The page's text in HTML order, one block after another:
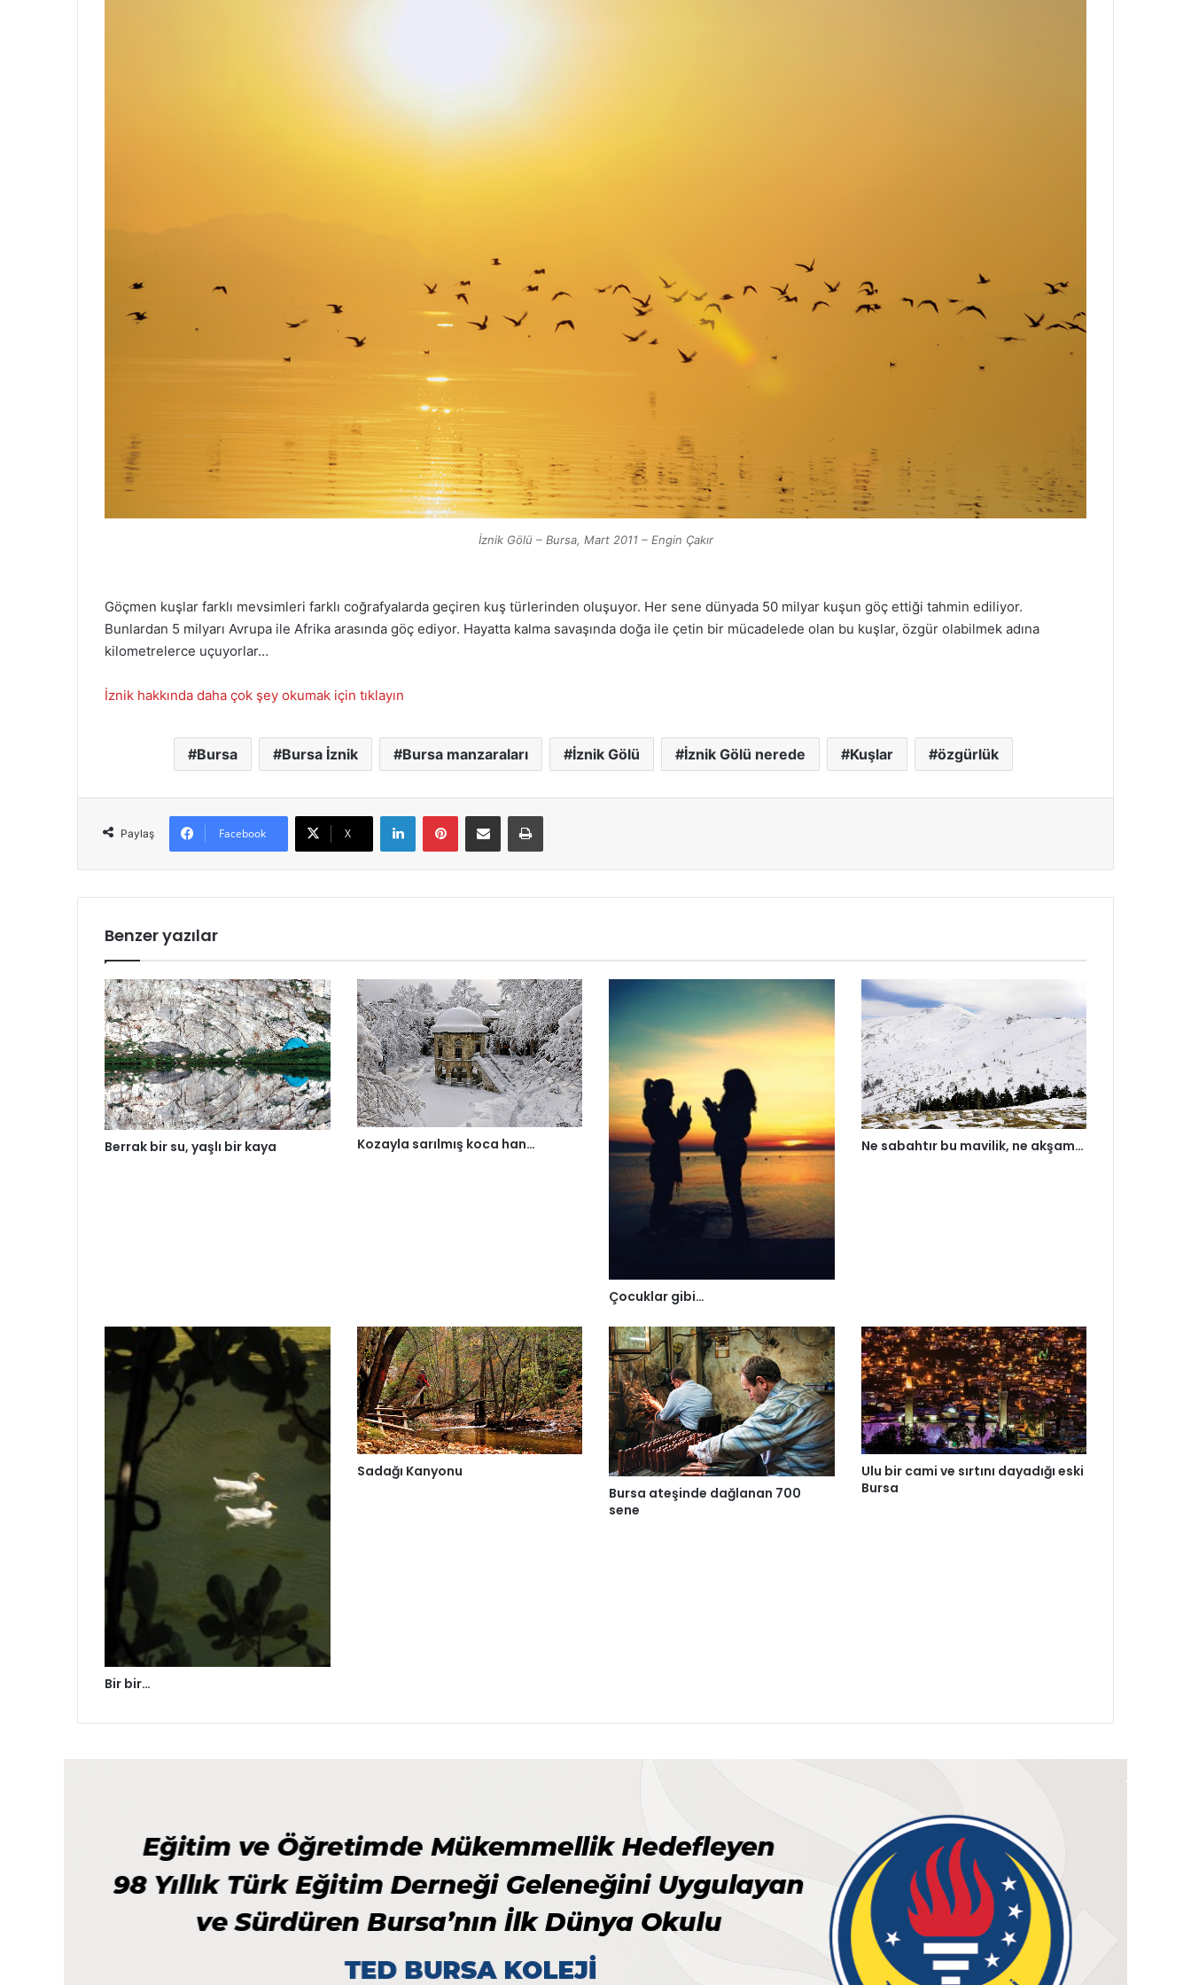
İznik Gölü – Bursa, Mart 2011 – Engin Çakır
Göçmen kuşlar farklı mevsimleri farklı coğrafyalarda geçiren kuş türlerinden oluşuyor. Her sene dünyada 50 milyar kuşun göç ettiği tahmin ediliyor.
Bunlardan 5 milyarı Avrupa ile Afrika arasında göç ediyor. Hayatta kalma savaşında doğa ile çetin bir mücadelede olan bu kuşlar, özgür olabilmek adına
kilometrelerce uçuyorlar…
İznik hakkında daha çok şey okumak için tıklayın
Bursa Bursa İznik Bursa manzaraları İznik Gölü İznik Gölü nerede Kuşlar özgürlük
Paylaş Facebook X
Benzer yazılar
Berrak bir su, yaşlı bir kaya Kozayla sarılmış koca han…
Çocuklar gibi…
Ne sabahtır bu mavilik, ne akşam…
Bir bir…
Sadağı Kanyonu
Bursa ateşinde dağlanan 700
sene
Ulu bir cami ve sırtını dayadığı eski
Bursa